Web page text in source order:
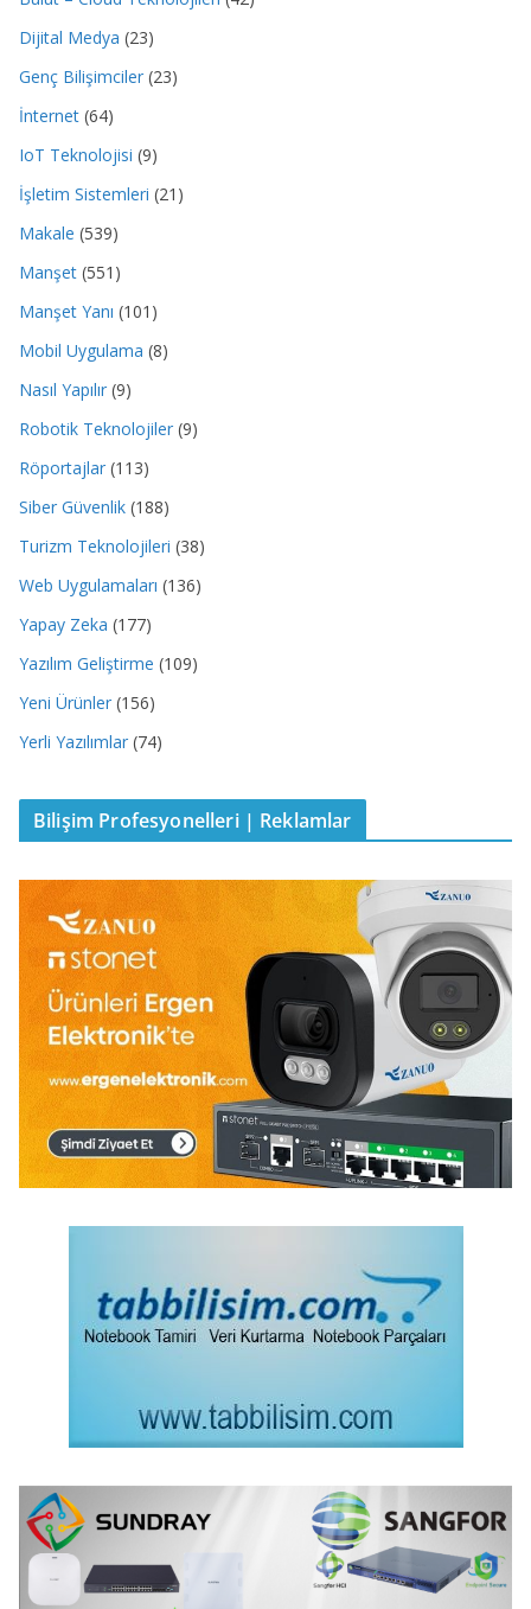
Dijital Medya (23)
Genç Bilişimciler (23)
İnternet (64)
IoT Teknolojisi (9)
İşletim Sistemleri (21)
Makale (539)
Manşet (551)
Manşet Yanı (101)
Mobil Uygulama (8)
Nasıl Yapılır (9)
Robotik Teknolojiler (9)
Röportajlar (113)
Siber Güvenlik (188)
Turizm Teknolojileri (38)
Web Uygulamaları (136)
Yapay Zeka (177)
Yazılım Geliştirme (109)
Yeni Ürünler (156)
Yerli Yazılımlar (74)
Bilişim Profesyonelleri | Reklamlar